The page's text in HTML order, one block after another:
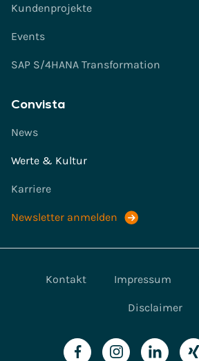
Kundenprojekte
Events
SAP S/4HANA Transformation
Convista
News
Werte & Kultur
Karriere
Newsletter anmelden
Kontakt Impressum
Disclaimer